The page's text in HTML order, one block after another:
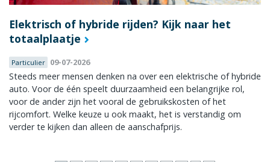
Elektrisch of hybride rijden? Kijk naar het
totaalplaatje
Particulier 09-07-2026
Steeds meer mensen denken na over een elektrische of hybride
auto. Voor de één speelt duurzaamheid een belangrijke rol,
voor de ander zijn het vooral de gebruikskosten of het
rijcomfort. Welke keuze u ook maakt, het is verstandig om
verder te kijken dan alleen de aanschafprijs.